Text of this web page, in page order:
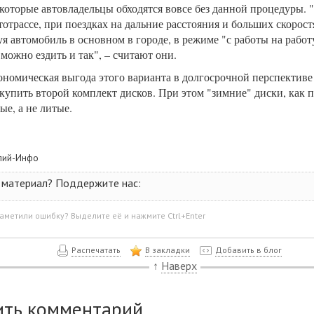
автовладельцы обходятся вовсе без данной процедуры.
при поездках на дальние расстояния и больших
автомобиль в основном в городе, в режиме "с работы на
ездить и так", – считают они.
выгода этого варианта в долгосрочной
второй комплект дисков. При этом "зимние" диски, как
а не литые.
Инфо
Поддержите нас:
ошибку? Выделите её и нажмите Ctrl+Enter
Распечатать В закладки Добавить в блог
↑ Наверх
комментарий